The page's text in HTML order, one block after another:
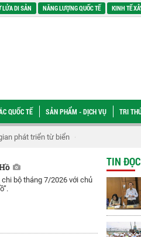
LỬA DI SẢN NĂNG LƯỢNG QUỐC TẾ KINH TẾ
QUỐC TẾ SẢN PHẨM - DỊCH VỤ TRI
phát triển từ biển [VIDEO] Chuyện
bộ tháng 7/2026 với chủ
TIN